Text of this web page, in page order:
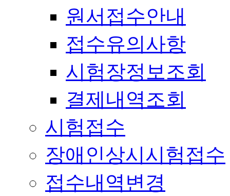
원서접수안내
접수유의사항
시험장정보조회
결제내역조회
시험접수
장애인상시시험접수
접수내역변경